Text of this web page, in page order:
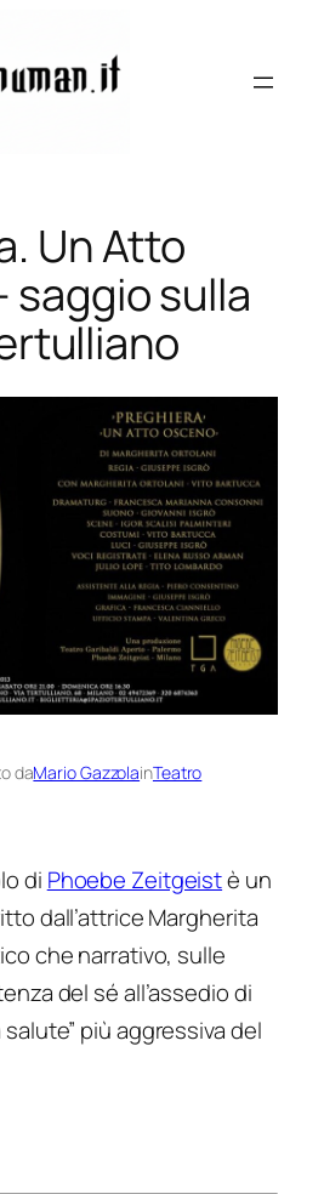
Un Atto
saggio sulla
daMario GazzolainTeatro
di Phoebe Zeitgeistè un
dall’attrice Margherita
che narrativo, sulle
del sé all’assedio di
più aggressiva del